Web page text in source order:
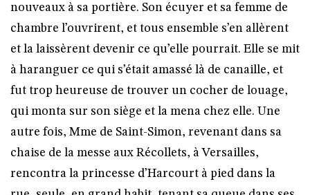
nouveaux à sa portière. Son écuyer et sa femme de
chambre l’ouvrirent, et tous ensemble s’en allèrent
et la laissèrent devenir ce qu’elle pourrait. Elle se mit
à haranguer ce qui s’était amassé là de canaille, et
fut trop heureuse de trouver un cocher de louage,
qui monta sur son siège et la mena chez elle. Une
autre fois, Mme de Saint-Simon, revenant dans sa
chaise de la messe aux Récollets, à Versailles,
rencontra la princesse d’Harcourt à pied dans la